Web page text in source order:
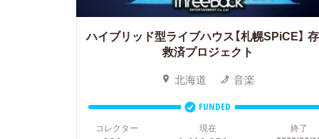
ハイブリッド型ライブハウス【札幌SPiCE】
救済プロジェクト
北海道 音楽
FUNDED
コレクター
現在 終了